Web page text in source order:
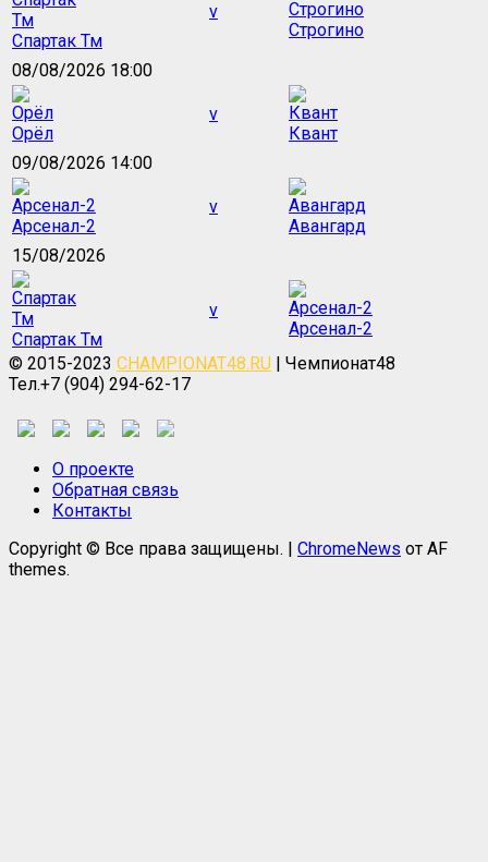
Спартак Тм
v
Строгино
08/08/2026 18:00
Орёл
v
Квант
09/08/2026 14:00
Арсенал-2
v
Авангард
15/08/2026
Спартак Тм
v
Арсенал-2
© 2015-2023 CHAMPIONAT48.RU | Чемпионат48
Тел.+7 (904) 294-62-17
О проекте
Обратная связь
Контакты
Copyright © Все права защищены. | ChromeNews от AF
themes.